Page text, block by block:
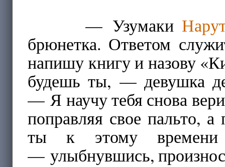
— Узумаки
брюнетка. Ответом
напишу книгу и назову
будешь ты, — девушка
— Я научу тебя снова
поправляя свое пальто,
ты к этому
— улыбнувшись,